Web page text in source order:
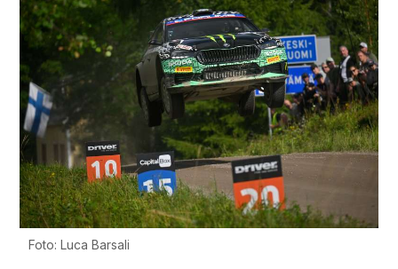
Foto: Luca Barsali